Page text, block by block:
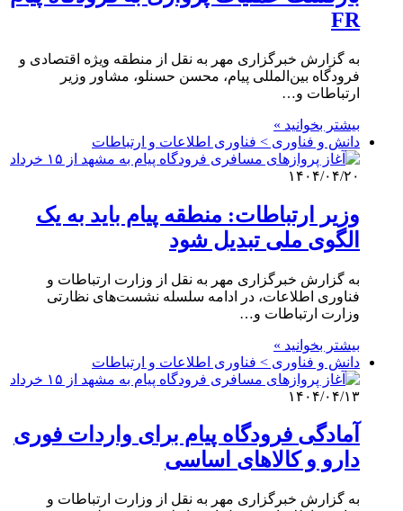
FR
به گزارش خبرگزاری مهر به نقل از منطقه ویژه اقتصادی و
فرودگاه بین‌المللی پیام، محسن حسنلو، مشاور وزیر
ارتباطات و…
بیشتر بخوانید »
دانش و فناوری > فناوری اطلاعات و ارتباطات
۱۴۰۴/۰۴/۲۰
وزیر ارتباطات: منطقه پیام باید به یک
الگوی ملی تبدیل شود
به گزارش خبرگزاری مهر به نقل از وزارت ارتباطات و
فناوری اطلاعات، در ادامه سلسله نشست‌های نظارتی
وزارت ارتباطات و…
بیشتر بخوانید »
دانش و فناوری > فناوری اطلاعات و ارتباطات
۱۴۰۴/۰۴/۱۳
آمادگی فرودگاه پیام برای واردات فوری
دارو و کالاهای اساسی
به گزارش خبرگزاری مهر به نقل از وزارت ارتباطات و